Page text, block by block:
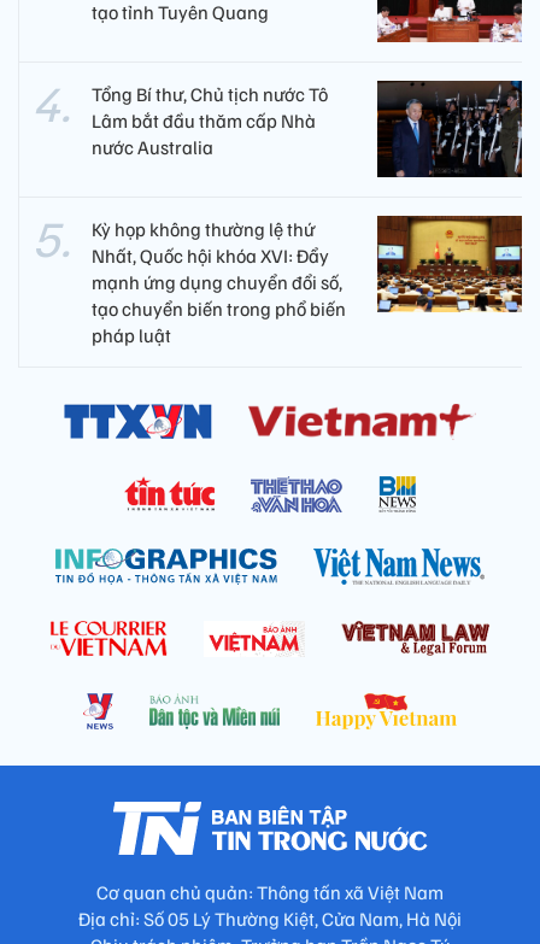
tạo tỉnh Tuyên Quang
Tổng Bí thư, Chủ tịch nước Tô
Lâm bắt đầu thăm cấp Nhà
nước Australia
Kỳ họp không thường lệ thứ
Nhất, Quốc hội khóa XVI: Đẩy
mạnh ứng dụng chuyển đổi số,
tạo chuyển biến trong phổ biến
pháp luật
Cơ quan chủ quản: Thông tấn xã Việt Nam
Địa chỉ: Số 05 Lý Thường Kiệt, Cửa Nam, Hà Nội